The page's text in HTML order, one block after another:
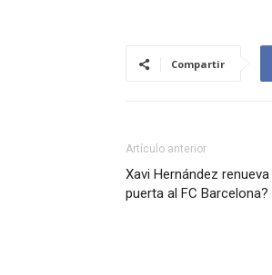
Compartir
Artículo anterior
Xavi Hernández
puerta al FC Barcelona?